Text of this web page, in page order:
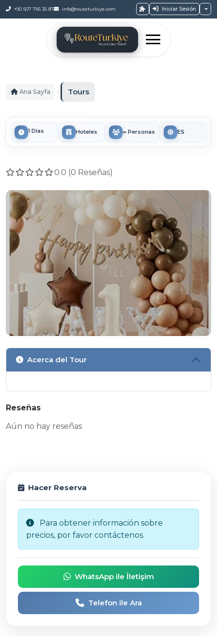
+90 507 766 35 87 info@routeturkiye.com Iniciar Sesión
Ana Sayfa Tours
1 Días Hoteles ∞ Personas ES
0.0 (0 Reseñas)
Acerca del Tour
Reseñas
Aún no hay reseñas
Hacer Reserva
Para obtener información sobre
precios, por favor contáctenos.
WhatsApp ile İletişim
Telefon ile Ara